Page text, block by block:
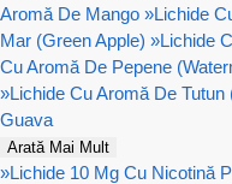
Aromă De Mango »Lichide
Mar (Green Apple) »Lichide
Cu Aromă De Pepene
»Lichide Cu Aromă De Tutun
Guava
Arată Mai Mult
»Lichide 10 Mg Cu Nicotină